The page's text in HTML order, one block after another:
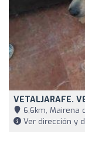
VETALJARAFE.
6,6km, Mairena
Ver dirección y